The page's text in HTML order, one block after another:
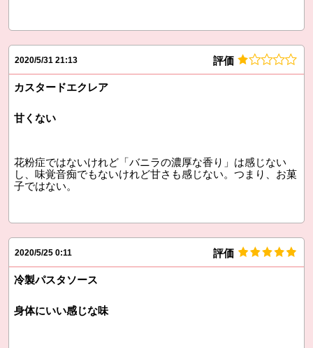
2020/5/31 21:13 評価
カスタードエクレア
甘くない
花粉症ではないけれど「バニラの濃厚な香り」は感じない
し、味覚音痴でもないけれど甘さも感じない。つまり、お菓
子ではない。
2020/5/25 0:11 評価
冷製パスタソース
身体にいい感じな味